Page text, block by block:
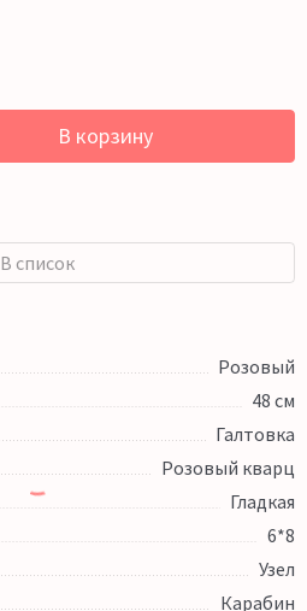
В корзину
В список
Розовый
48 см
Галтовка
Розовый кварц
Гладкая
6*8
Узел
Карабин